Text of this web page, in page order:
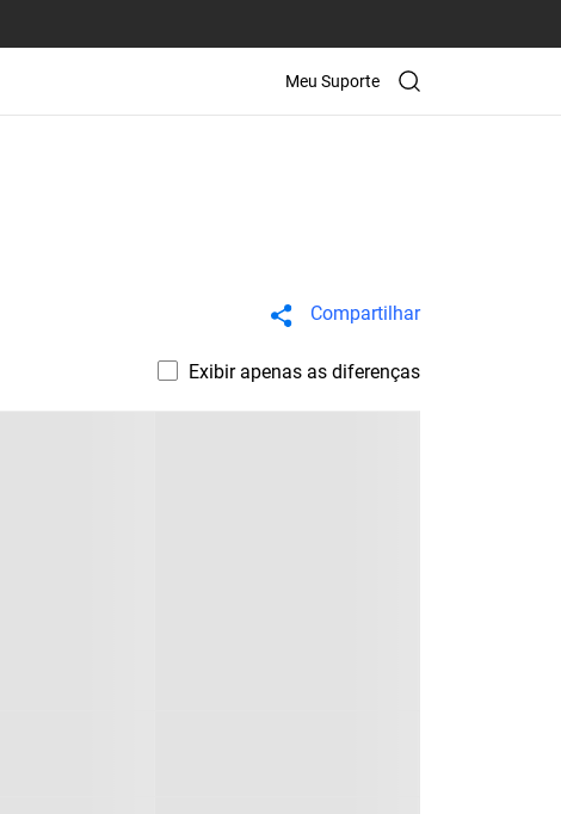
Meu Suporte
Compartilhar
Exibir apenas as diferenças